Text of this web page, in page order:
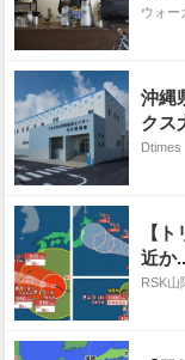
ウォー
沖縄
クス
場」
Dtimes
【
近か
雨・
RSK山